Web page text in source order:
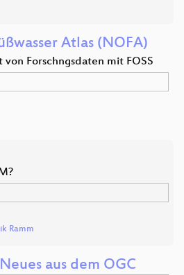
Atlas (NOFA)
Forschngsdaten mit FOSS
Ramm
aus dem OGC